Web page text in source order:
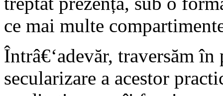
ce mai multe
Întrâ€‘adevăr, traversăm
secularizare a acestor